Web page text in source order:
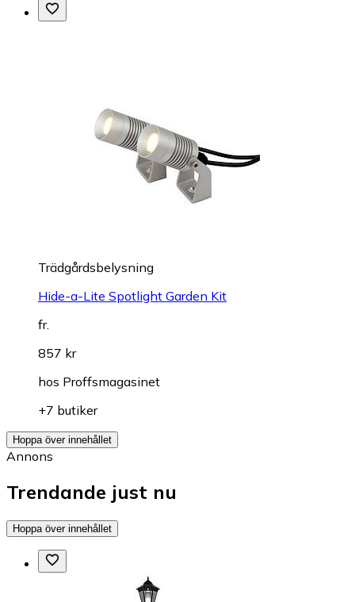
Trädgårdsbelysning
Hide-a-Lite Spotlight Garden Kit
fr.
857 kr
hos Proffsmagasinet
+7 butiker
Hoppa över innehållet
Annons
Trendande just nu
Hoppa över innehållet